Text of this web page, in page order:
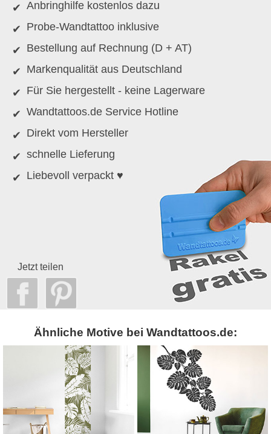
Anbringhilfe kostenlos dazu
Probe-Wandtattoo inklusive
Bestellung auf Rechnung (D + AT)
Markenqualität aus Deutschland
Für Sie hergestellt - keine Lagerware
Wandtattoos.de Service Hotline
Direkt vom Hersteller
schnelle Lieferung
Liebevoll verpackt ♥
Jetzt teilen
Ähnliche Motive bei Wandtattoos.de: